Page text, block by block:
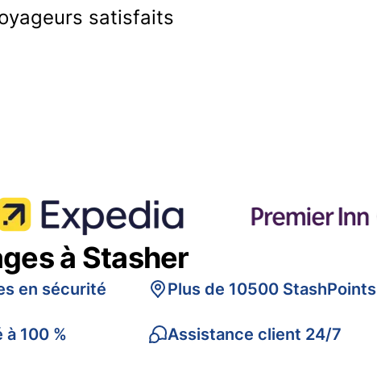
satisfaits
à Stasher
en sécurité
100 %
Plus de 10500 StashPoints
Assistance client 24/7